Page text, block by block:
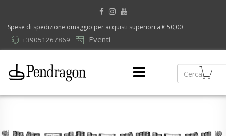
Spese di spedizione omaggio per acquisti superiori a € 50,00
Eventi
+39051267869